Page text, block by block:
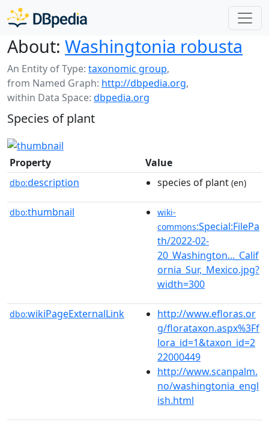
About: Washingtonia robusta
An Entity of Type: taxonomic group,
from Named Graph: http://dbpedia.org,
within Data Space: dbpedia.org
Species of plant
Property Value
dbo:description species of plant (en)
dbo:thumbnail
wiki-
commons:Special:FilePa
th/2022-02-
20_Washington..._Calif
ornia_Sur,_Mexico.jpg?
width=300
dbo:wikiPageExternalLink
http://www.efloras.or
g/florataxon.aspx%3Ff
lora_id=1&taxon_id=2
22000449
http://www.scanpalm.
no/washingtonia_engl
ish.html